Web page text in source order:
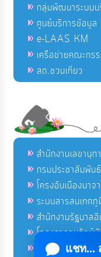
กลุ่มพัฒนาระบบบ
ศูนย์บริการข้อมู
e-LAAS KM
เครือข่ายคณะกร
สถ.ชวนเที่ยว
สำนักงานเลขานุก
กรมประชาสัมพันธ์
โครงอันเนื่องมาจ
ระบบสารสนเทศ
สำนักงานรัฐบาล
โครงการอนุรักษ์
คลังข่าวมหาไทย
แชท...